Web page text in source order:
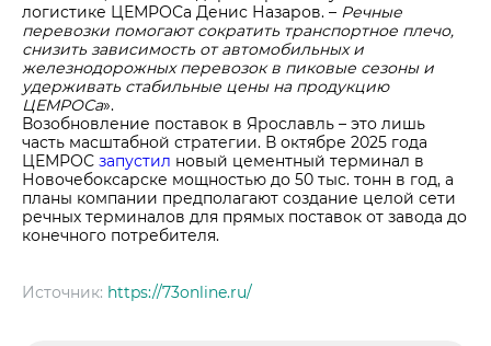
логистике ЦЕМРОСа Денис Назаров. – Речные
перевозки помогают сократить транспортное плечо,
снизить зависимость от автомобильных и
железнодорожных перевозок в пиковые сезоны и
удерживать стабильные цены на продукцию
ЦЕМРОСа».
Возобновление поставок в Ярославль – это лишь
часть масштабной стратегии. В октябре 2025 года
ЦЕМРОС запустил новый цементный терминал в
Новочебоксарске мощностью до 50 тыс. тонн в год, а
планы компании предполагают создание целой сети
речных терминалов для прямых поставок от завода до
конечного потребителя.
Источник: https://73online.ru/